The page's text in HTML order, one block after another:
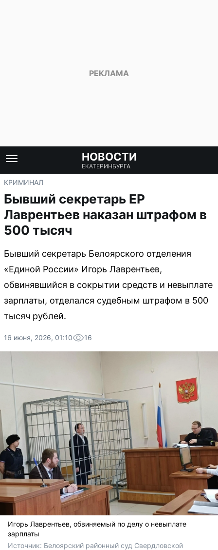
НОВОСТИ
ЕКАТЕРИНБУРГА
КРИМИНАЛ
Бывший секретарь ЕР
Лаврентьев наказан штрафом в
500 тысяч
Бывший секретарь Белоярского отделения
«Единой России» Игорь Лаврентьев,
обвинявшийся в сокрытии средств и невыплате
зарплаты, отделался судебным штрафом в 500
тысяч рублей.
16 июня, 2026, 01:10 16
Игорь Лаврентьев, обвиняемый по делу о невыплате
зарплаты
Источник: Белоярский районный суд Свердловской